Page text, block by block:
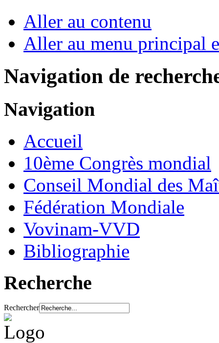
Aller au contenu
Aller au menu principal
Navigation de
Navigation
Accueil
10ème Congrès mondial
Conseil Mondial des
Fédération Mondiale
Vovinam-VVD
Bibliographie
Recherche
Rechercher